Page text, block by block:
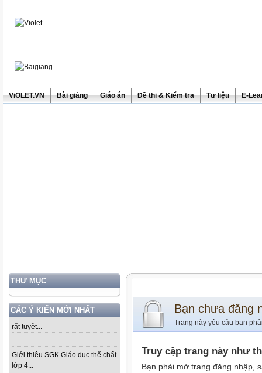
ViOLET.VN Bài giảng Giáo án Đề thi & Kiểm tra Tư liệu E-
THƯ MỤC
CÁC Ý KIẾN MỚI NHẤT
rất tuyệt...
...
Giới thiệu SGK Giáo dục thể chất
lớp 4...
Bạn chưa đăng
Trang này yêu cầu bạn
Truy cập trang này như
Bạn phải mở trang đăng nhập,